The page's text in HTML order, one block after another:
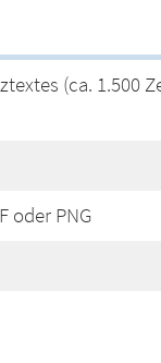
(ca. 1.500
oder PNG